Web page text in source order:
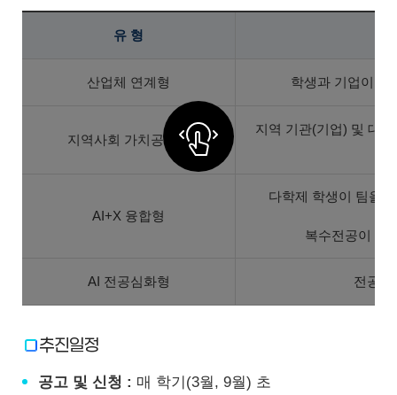
유 형
산업체 연계형 학생과 기업이 연
지역사회 가치공유형
지역 기관(기업) 및 대
AI+X 융합형
다학제 학생이 팀을
복수전공이 아
AI 전공심화형 전공
추진일정
공고 및 신청 : 매 학기(3월, 9월) 초